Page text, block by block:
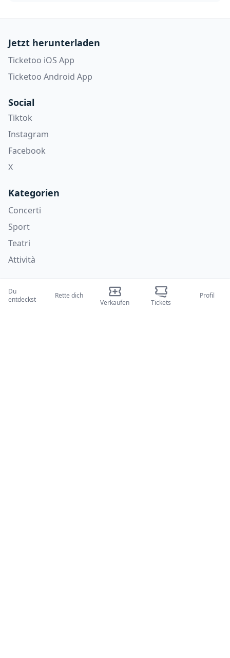
Jetzt herunterladen
Ticketoo iOS App
Ticketoo Android App
Social
Tiktok
Instagram
Facebook
X
Kategorien
Concerti
Sport
Teatri
Attività
Über uns
Du
entdeckst
Rette dich
Verkaufen
Tickets
Profil